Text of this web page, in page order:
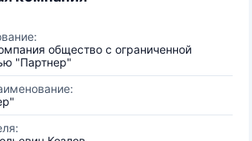
общество с ограниченной
"Партнер"